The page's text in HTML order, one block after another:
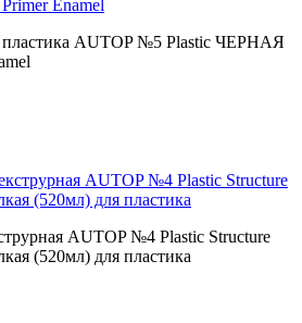
пластика AUTOP №5 Plastic ЧЕРНАЯ
AUTOP №4 Plastic Structure
(520мл) для пластика